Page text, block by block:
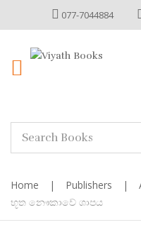
077-7044884
Home | Publishers |
භූත නෞකාවේ ශාපය